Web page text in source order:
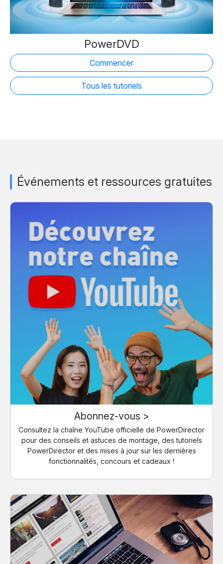
PowerDVD
Commencer
Tous les tutoriels
Événements et ressources gratuites
Abonnez-vous >
Consultez la chaîne YouTube officielle de PowerDirector
pour des conseils et astuces de montage, des tutoriels
PowerDirector et des mises à jour sur les dernières
fonctionnalités, concours et cadeaux !